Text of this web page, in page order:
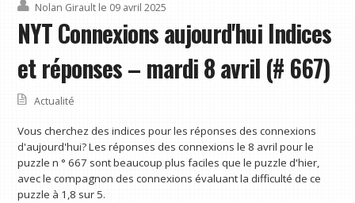
Nolan Girault le 09 avril 2025
NYT Connexions aujourd'hui Indices
et réponses – mardi 8 avril (# 667)
Actualité
Vous cherchez des indices pour les réponses des connexions
d'aujourd'hui? Les réponses des connexions le 8 avril pour le
puzzle n ° 667 sont beaucoup plus faciles que le puzzle d'hier,
avec le compagnon des connexions évaluant la difficulté de ce
puzzle à 1,8 sur 5.